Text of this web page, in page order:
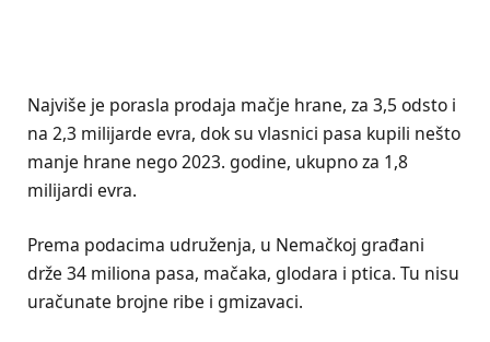
Najviše je porasla prodaja mačje hrane, za 3,5 odsto i
na 2,3 milijarde evra, dok su vlasnici pasa kupili nešto
manje hrane nego 2023. godine, ukupno za 1,8
milijardi evra.
Prema podacima udruženja, u Nemačkoj građani
drže 34 miliona pasa, mačaka, glodara i ptica. Tu nisu
uračunate brojne ribe i gmizavaci.